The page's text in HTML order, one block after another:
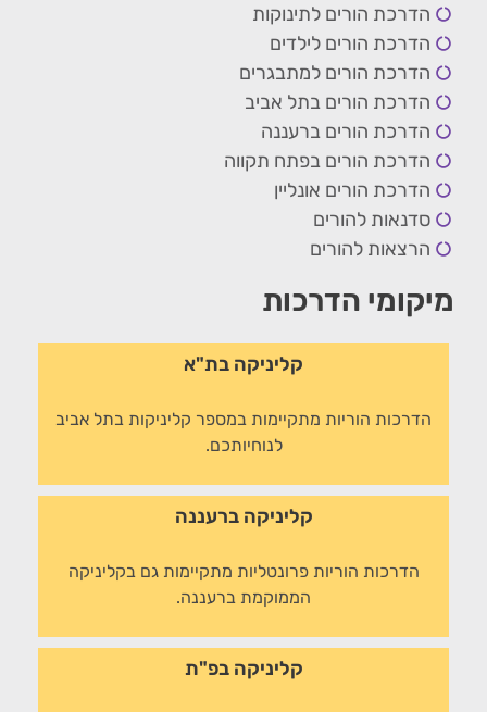
הדרכת הורים לתינוקות
הדרכת הורים לילדים
הדרכת הורים למתבגרים
הדרכת הורים בתל אביב
הדרכת הורים ברעננה
הדרכת הורים בפתח תקווה
הדרכת הורים אונליין
סדנאות להורים
הרצאות להורים
מיקומי הדרכות
קליניקה בת"א
הדרכות הוריות מתקיימות במספר קליניקות בתל אביב
לנוחיותכם.
קליניקה ברעננה
הדרכות הוריות פרונטליות מתקיימות גם בקליניקה
הממוקמת ברעננה.
קליניקה בפ"ת